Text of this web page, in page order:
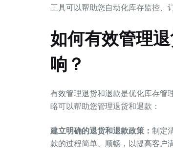
工具可以帮助您自动化库存监控、
如何有效管理
响？
有效管理退货和退款是优化库存管
略可以帮助您管理退货和退款：
建立明确的退货和退款政策： 制定
款的过程简单、顺畅，以提高客户